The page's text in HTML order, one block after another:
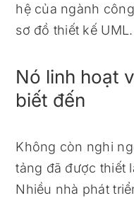
hệ của ngành
sơ đồ thiết kế UML.
Nó linh hoạt
biết đến
Không còn nghi
tảng đã được thiết
Nhiều nhà phát